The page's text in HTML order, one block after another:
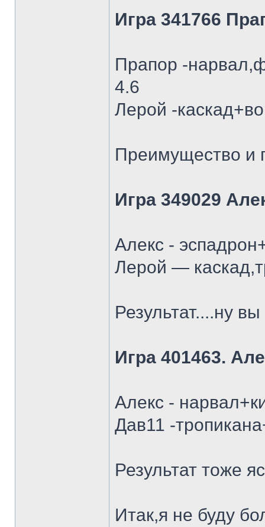
Игра 341766
Прапор -
4.6
Лерой -
Преимущество и
Игра 349029
Алекс -
Лерой —
Результат....ну
Игра 401463.
Алекс -
Дав11 -
Результат тоже
Итак,я не буду